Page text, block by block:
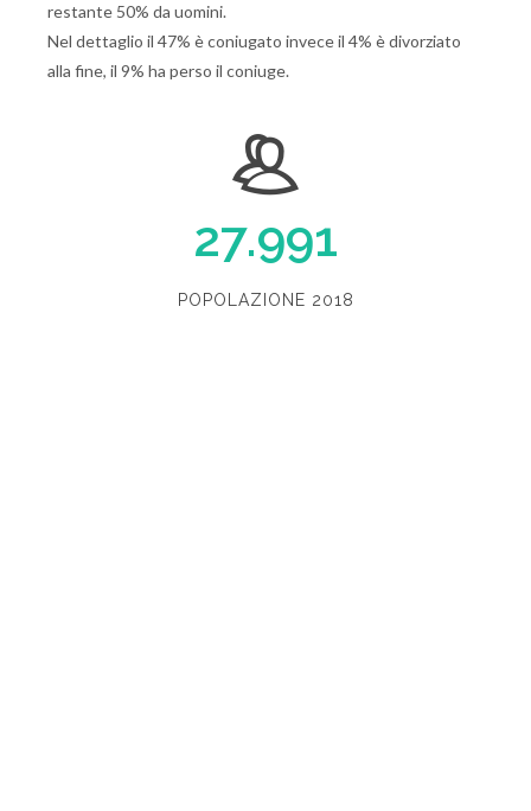
restante 50% da uomini.
Nel dettaglio il 47% è coniugato invece il 4% è divorziato
alla fine, il 9% ha perso il coniuge.
27.991
POPOLAZIONE 2018